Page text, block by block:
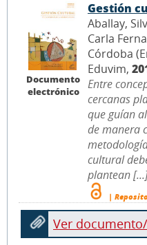
Documento
electrónico
Gestión
Aballay,
Carla
Córdoba
Eduvim,
Entre
cercanas
que guían
de manera
cultural
plantean
|
Ver